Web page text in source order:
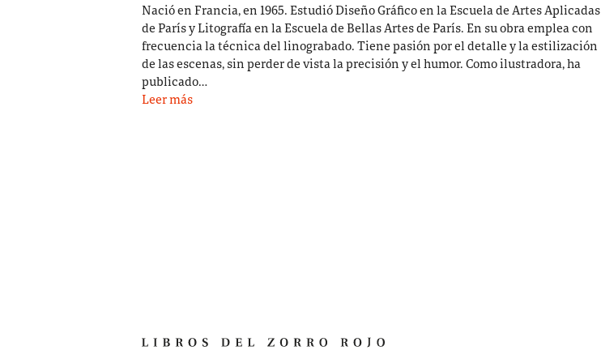
Nació en Francia, en 1965. Estudió Diseño Gráfico en la Escuela de Artes Aplicadas
de París y Litografía en la Escuela de Bellas Artes de París. En su obra emplea con
frecuencia la técnica del linograbado. Tiene pasión por el detalle y la estilización
de las escenas, sin perder de vista la precisión y el humor. Como ilustradora, ha
publicado…
Leer más